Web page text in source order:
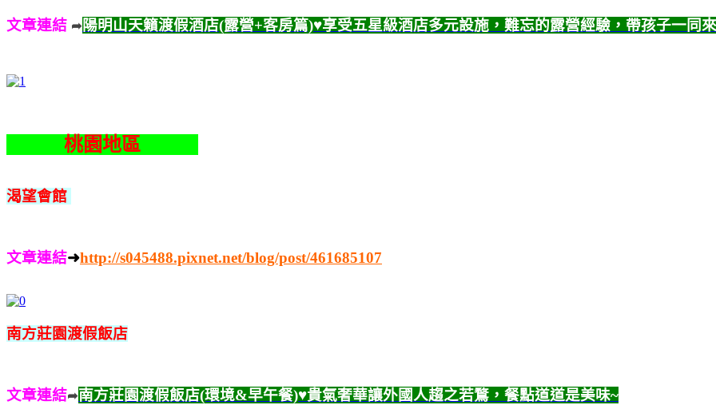
文章連結 ➦陽明山天籟渡假酒店(露營+客房篇)♥享受五星級酒店多元設施，難忘的露營經驗，帶孩子一同
桃園地區
渴望會館
文章連結➜http://s045488.pixnet.net/blog/post/461685107
南方莊園渡假飯店
文章連結➦南方莊園渡假飯店(環境&早午餐)♥貴氣奢華讓外國人趨之若鶩，餐點道道是美味~